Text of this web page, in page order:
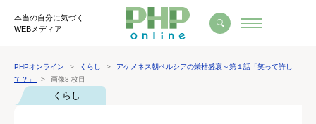
本当の自分に気づく
WEBメディア
PHPオンライン くらし
アケメネス朝ペルシアの栄枯盛衰～第１話「笑って許し
て？」
画像8 枚目
くらし